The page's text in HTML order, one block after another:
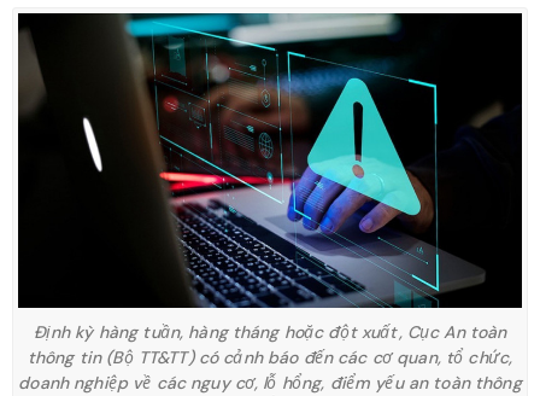
Định kỳ hàng tuần, hàng tháng hoặc đột xuất, Cục An toàn
thông tin (Bộ TT&TT) có cảnh báo đến các cơ quan, tổ chức,
doanh nghiệp về các nguy cơ, lỗ hổng, điểm yếu an toàn thông